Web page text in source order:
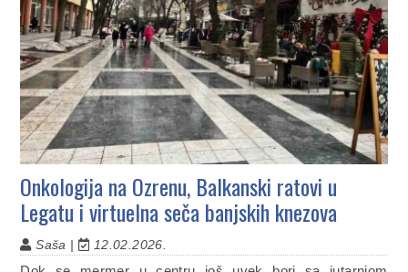
Onkologija na Ozrenu, Balkanski ratovi u
Legatu i virtuelna seča banjskih knezova
Saša | 12.02.2026.